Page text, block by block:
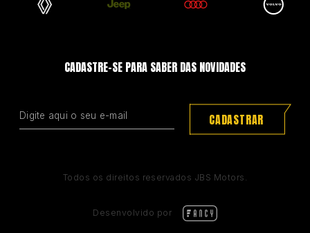
CADASTRE-SE PARA SABER DAS NOVIDADES
CADASTRAR
Todos os direitos reservados JBS Motors.
Desenvolvido por